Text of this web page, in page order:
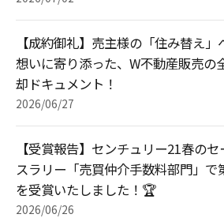
【成約御礼】売主様の「住み替え」
想いに寄り添った、W不動産販売の
却ドキュメント！
2026/06/27
【受賞報告】センチュリー21春のセ
スラリー「売買仲介手数料部門」で
を受賞いたしました！🏆
2026/06/26